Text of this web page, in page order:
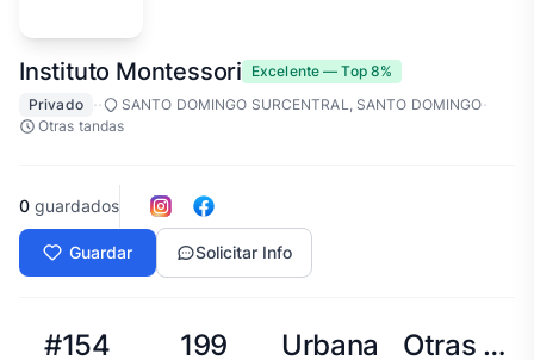
Instituto Montessori
Excelente — Top 8%
Privado
·· SANTO DOMINGO SURCENTRAL, SANTO DOMINGO·
Otras tandas
0 guardados
Guardar Solicitar Info
#154 199 Urbana Otras tandas